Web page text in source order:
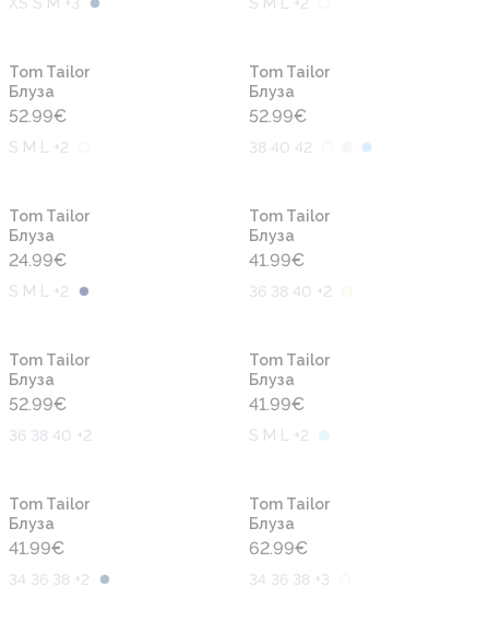
Tom Tailor
Блуза
52.99€
S M L +2
Tom Tailor
Блуза
52.99€
38 40 42
Tom Tailor
Блуза
24.99€
S M L +2
Tom Tailor
Блуза
41.99€
36 38 40 +2
Tom Tailor
Блуза
52.99€
36 38 40 +2
Tom Tailor
Блуза
41.99€
S M L +2
Tom Tailor
Блуза
41.99€
34 36 38 +2
Tom Tailor
Блуза
62.99€
34 36 38 +3